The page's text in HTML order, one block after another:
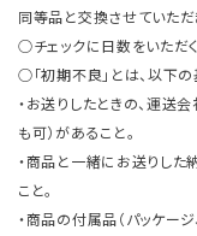
同等品と交換させていただ
○チェックに日数をいただ
○「初期不良」とは、以下
・お送りしたときの、運送
も可）があること。
・商品と一緒にお送りした
こと。
・商品の付属品（パッケー